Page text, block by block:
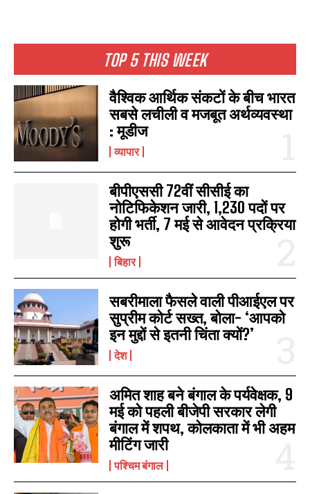
TOP 5 THIS WEEK
वैश्विक आर्थिक संकटों के बीच भारत
सबसे लचीली व मजबूत अर्थव्यवस्था
: मूडीज
व्यापार
बीपीएससी 72वीं सीसीई का
नोटिफिकेशन जारी, 1,230 पदों पर
होगी भर्ती, 7 मई से आवेदन प्रक्रिया
शुरू
बिहार
सबरीमाला फैसले वाली पीआईएल पर
सुप्रीम कोर्ट सख्त, बोला- ‘आपको
इन मुद्दों से इतनी चिंता क्यों?’
देश
अमित शाह बने बंगाल के पर्यवेक्षक, 9
मई को पहली बीजेपी सरकार लेगी
बंगाल में शपथ, कोलकाता में भी अहम
मीटिंग जारी
पश्चिम बंगाल